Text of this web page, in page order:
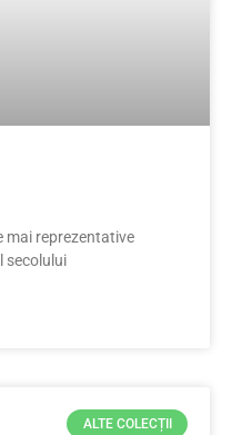
mai reprezentative
secolului
ALTE COLECȚII